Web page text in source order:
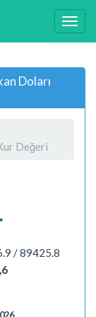
Doları
Değeri
/89425.8